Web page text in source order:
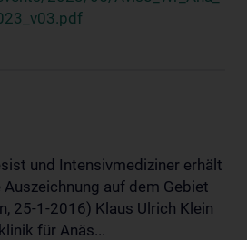
und Intensivmediziner erhält
Auszeichnung auf dem Gebiet
25-1-2016) Klaus Ulrich Klein
für Anäs...